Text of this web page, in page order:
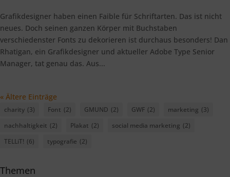
Grafikdesigner haben einen Faible für Schriftarten. Das ist nicht
neues. Doch seinen ganzen Körper mit Buchstaben
verschiedenster Fonts zu dekorieren ist durchaus besonders! Dan
Rhatigan, ein Grafikdesigner und aktueller Adobe Type Senior
Manager, tat genau das. Aus...
« Ältere Einträge
charity (3) Font (2) GMUND (2) GWF (2) marketing (3)
nachhaltigkeit (2) Plakat (2) social media marketing (2)
TELLiT! (6) typografie (2)
Themen